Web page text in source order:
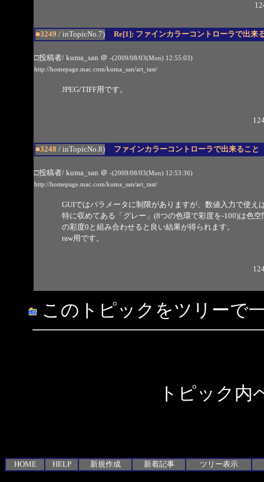
■3249 / inTopicNo.7) Re[1]: ファインカラーコントローラで出来
□投稿者/ kuma_san ＠ -(2009/08/03(Mon) 12:55:03)
http://homepage.mac.com/kuma_san/art_tast/
JPEG/TIFF用です。
■3248 / inTopicNo.8) ファインカラーコントローラで出来ること
□投稿者/ kuma_san ＠ -(2009/08/03(Mon) 12:53:36)
http://homepage.mac.com/kuma_san/art_tast/
GUIではパラメータに制限がありますが、数値入力で使え
特に収めてある「グレー」(8つの色環で彩度を-100)は色
の彩度0と組み合わせると良い結果が得られます。
raw用です。
このトピックをツリーで
トピック内
HOME HELP 新規作成 新着記事 ツリー表示